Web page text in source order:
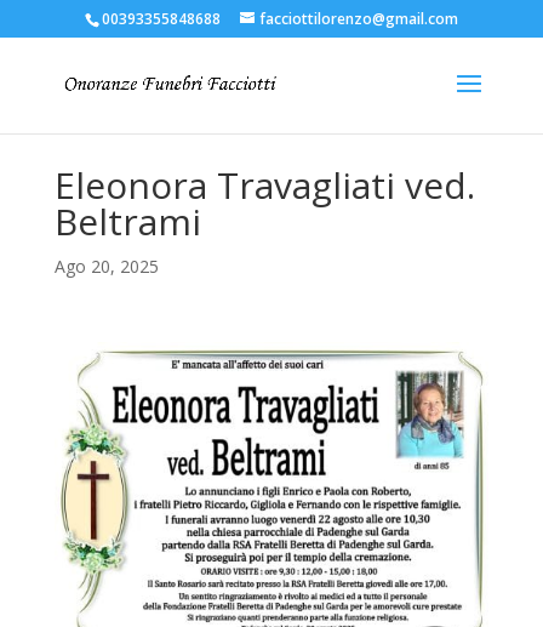
00393355848688 facciottilorenzo@gmail.com
Eleonora Travagliati ved.
Beltrami
Ago 20, 2025